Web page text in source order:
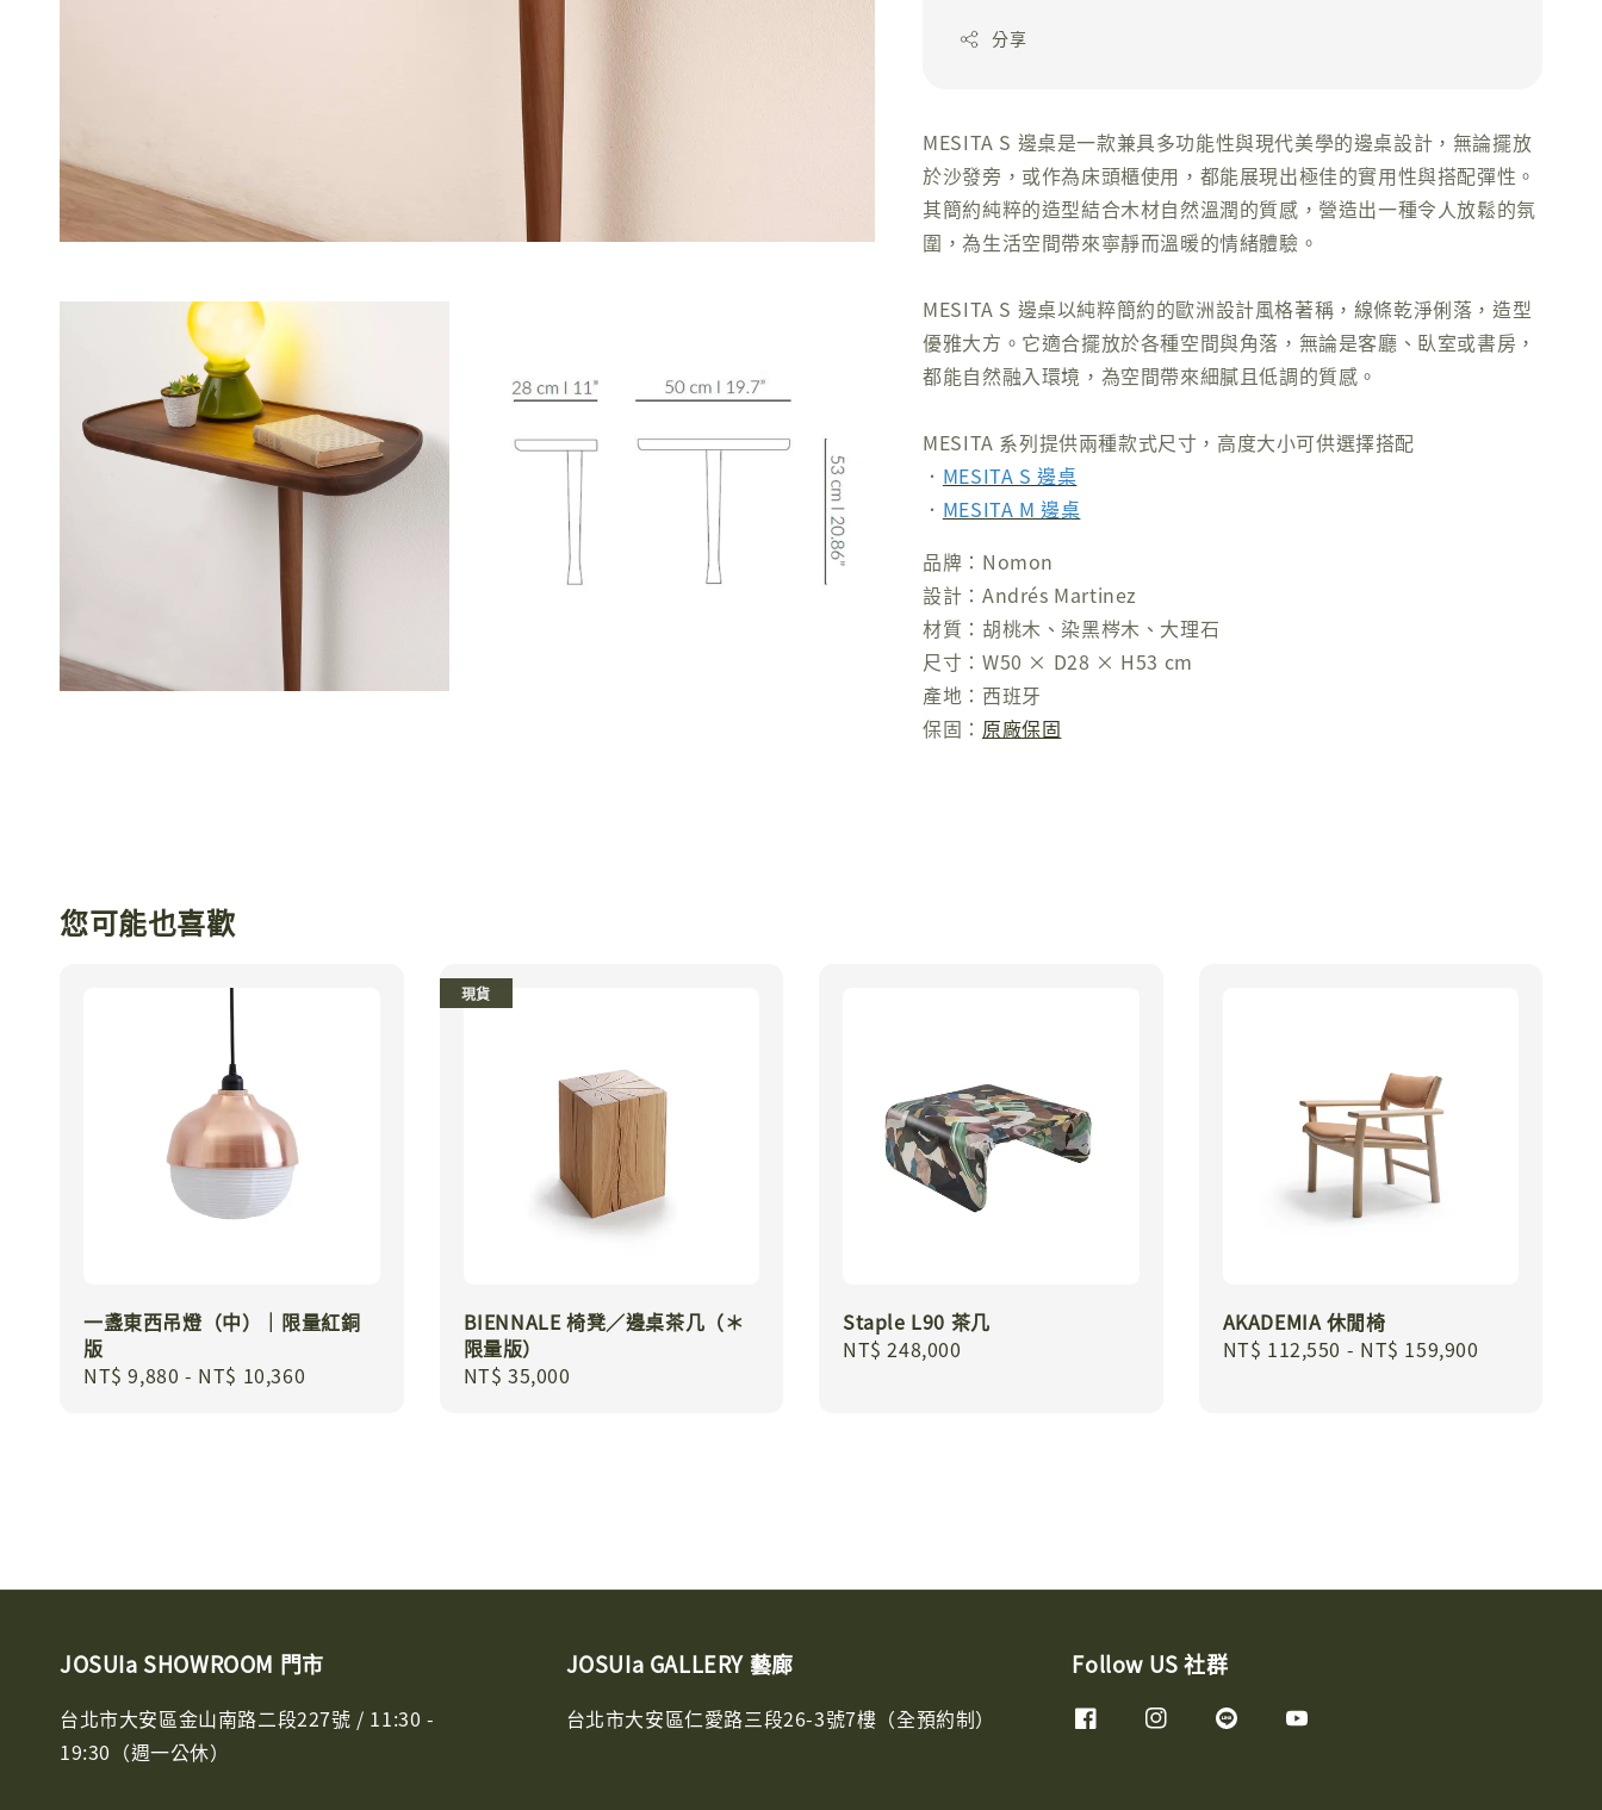
分享
MESITA S 邊桌是一款兼具多功能性與現代美學的邊桌設計，無論擺放
於沙發旁，或作為床頭櫃使用，都能展現出極佳的實用性與搭配彈性。
其簡約純粹的造型結合木材自然溫潤的質感，營造出一種令人放鬆的氛
圍，為生活空間帶來寧靜而溫暖的情緒體驗。
MESITA S 邊桌以純粹簡約的歐洲設計風格著稱，線條乾淨俐落，造型
優雅大方。它適合擺放於各種空間與角落，無論是客廳、臥室或書房，
都能自然融入環境，為空間帶來細膩且低調的質感。
MESITA 系列提供兩種款式尺寸，高度大小可供選擇搭配
． MESITA S 邊桌
． MESITA M 邊桌
品牌：Nomon
設計：Andrés Martinez
材質：胡桃木、染黑梣木、大理石
尺寸：W50 × D28 × H53 cm
產地：西班牙
保固： 原廠保固
您可能也喜歡
一盞東西吊燈（中）｜限量紅銅
版
Regular
NT$ 9,880 - NT$ 10,360
現貨
BIENNALE 椅凳／邊桌茶几（＊
限量版）
Regular
NT$ 35,000
Staple L90 茶几
Regular
NT$ 248,000
AKADEMIA 休閒椅
Regular
NT$ 112,550 - NT$ 159,900
JOSUIa SHOWROOM 門市
台北市大安區金山南路二段227號 / 11:30 -
19:30（週一公休）
JOSUIa GALLERY 藝廊
台北市大安區仁愛路三段26-3號7樓（全預約制）
Follow US 社群